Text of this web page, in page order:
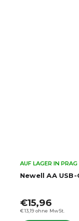
Newell AA
AUF LAGER IN PRAG
€13,19 ohne MwSt.
€15,96